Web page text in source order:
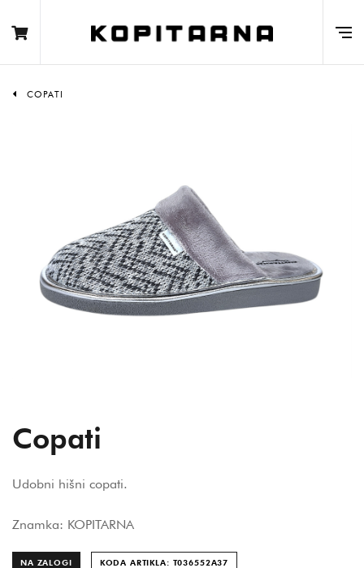
COPATI
Copati
Udobni hišni copati.
Znamka: KOPITARNA
NA ZALOGI KODA ARTIKLA: T036552A37